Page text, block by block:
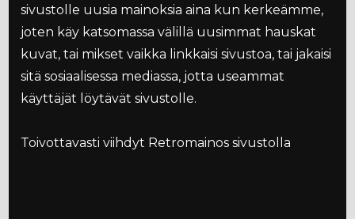
sivustolle uusia mainoksia aina kun kerkeämme,
joten käy katsomassa välillä uusimmat hauskat
kuvat, tai mikset vaikka linkkaisi sivustoa, tai jakaisi
sitä sosiaalisessa mediassa, jotta useammat
käyttäjät löytävät sivustolle.
Toivottavasti viihdyt Retromainos sivustolla